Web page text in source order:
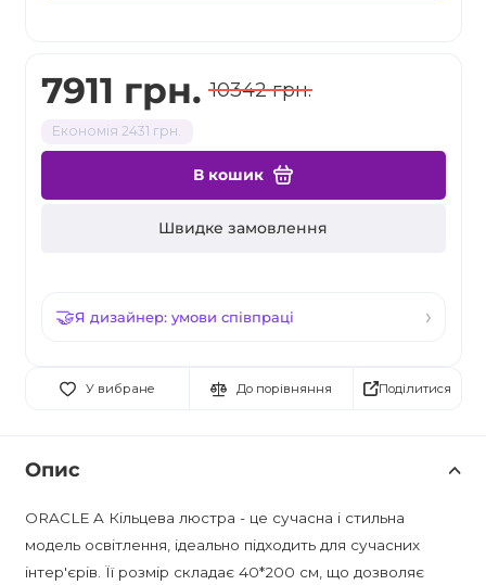
7911 грн. 10342 грн.
Економія 2431 грн.
В кошик
Швидке замовлення
Я дизайнер: умови співпраці
У вибране До порівняння Поділитися
Опис
ORACLE A Кільцева люстра - це сучасна і стильна
модель освітлення, ідеально підходить для сучасних
інтер'єрів. Її розмір складає 40*200 см, що дозволяє